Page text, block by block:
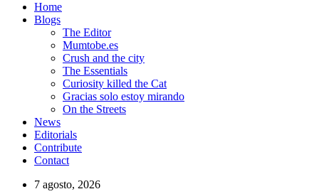
Home
Blogs
The Editor
Mumtobe.es
Crush and the city
The Essentials
Curiosity killed the Cat
Gracias solo estoy mirando
On the Streets
News
Editorials
Contribute
Contact
7 agosto, 2026